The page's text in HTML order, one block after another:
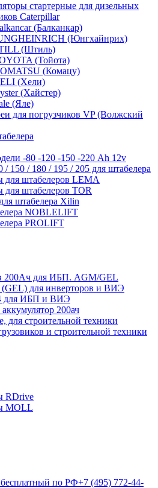
стартерные для дизельных
Caterpillar
(Балканкар)
(Юнгхайнрих)
(Штиль)
(Тойота)
(Комацу)
(Хели)
(Хайстер)
(Яле)
для погрузчиков VP (Волжский
-80 -120 -150 -220 Ah 12v
150 / 180 / 195 / 205 для штабелера
для штабелеров LEMA
для штабелеров TOR
штабелера Xilin
NOBLELIFT
PROLIFT
200Ач для ИБП. AGM/GEL
(GEL) для инверторов и ВИЭ
для ИБП и ВИЭ
200ач
для строительной техники
и строительной техники
RDrive
MOLL
по РФ+7 (495) 772-44-